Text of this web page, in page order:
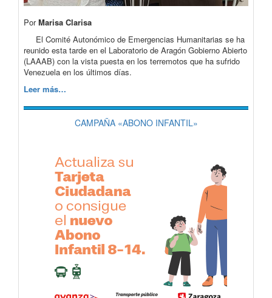
PorMarisa Clarisa
El Comité Autonómico de Emergencias Humanitarias se ha
reunido esta tarde en el Laboratorio de Aragón Gobierno Abierto
(LAAAB) con la vista puesta en los terremotos que ha sufrido
Venezuela en los últimos días.
Leer más…
CAMPAÑA «ABONO INFANTIL»